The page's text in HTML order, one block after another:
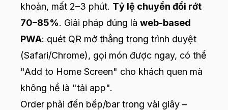
khoản, mất 2–3 phút. Tỷ lệ chuyển đổi rớt
70–85%. Giải pháp đúng là web-based
PWA: quét QR mở thẳng trong trình duyệt
(Safari/Chrome), gọi món được ngay, có thể
"Add to Home Screen" cho khách quen mà
không hề là "tải app".
Order phải đến bếp/bar trong vài giây –